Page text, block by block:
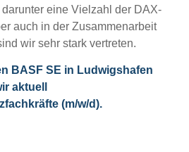
eine Vielzahl der DAX-
auch in der Zusammenarbeit
wir sehr stark vertreten.
BASF SE in Ludwigshafen
aktuell
(m/w/d).